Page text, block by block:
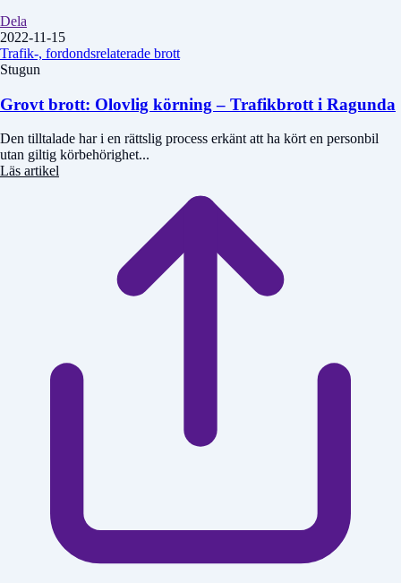
Dela
2022-11-15
Trafik-, fordondsrelaterade brott
Stugun
Grovt brott: Olovlig körning – Trafikbrott i Ragunda
Den tilltalade har i en rättslig process erkänt att ha kört en personbil
utan giltig körbehörighet...
Läs artikel